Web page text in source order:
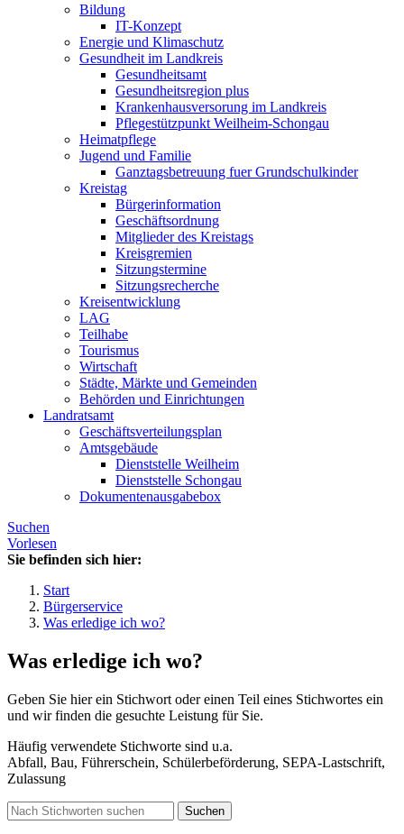
Bildung
IT-Konzept
Energie und Klimaschutz
Gesundheit im Landkreis
Gesundheitsamt
Gesundheitsregion plus
Krankenhausversorung im Landkreis
Pflegestützpunkt Weilheim-Schongau
Heimatpflege
Jugend und Familie
Ganztagsbetreuung fuer Grundschulkinder
Kreistag
Bürgerinformation
Geschäftsordnung
Mitglieder des Kreistags
Kreisgremien
Sitzungstermine
Sitzungsrecherche
Kreisentwicklung
LAG
Teilhabe
Tourismus
Wirtschaft
Städte, Märkte und Gemeinden
Behörden und Einrichtungen
Landratsamt
Geschäftsverteilungsplan
Amtsgebäude
Dienststelle Weilheim
Dienststelle Schongau
Dokumentenausgabebox
Suchen
Vorlesen
Sie befinden sich hier:
Start
Bürgerservice
Was erledige ich wo?
Was erledige ich wo?
Geben Sie hier ein Stichwort oder einen Teil eines Stichwortes ein
und wir finden die gesuchte Leistung für Sie.
Häufig verwendete Stichworte sind u.a.
Abfall, Bau, Führerschein, Schülerbeförderung, SEPA-Lastschrift,
Zulassung
Suchen